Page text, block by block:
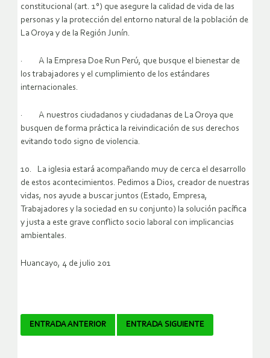
constitucional (art. 1°) que asegure la calidad de vida de las
personas y la protección del entorno natural de la población de
La Oroya y de la Región Junín.
· A la Empresa Doe Run Perú, que busque el bienestar de
los trabajadores y el cumplimiento de los estándares
internacionales.
· A nuestros ciudadanos y ciudadanas de La Oroya que
busquen de forma práctica la reivindicación de sus derechos
evitando todo signo de violencia.
10. La iglesia estará acompañando muy de cerca el desarrollo
de estos acontecimientos. Pedimos a Dios, creador de nuestras
vidas, nos ayude a buscar juntos (Estado, Empresa,
Trabajadores y la sociedad en su conjunto) la solución pacífica
y justa a este grave conflicto socio laboral con implicancias
ambientales.
Huancayo, 4 de julio 201
Navegador
ENTRADA ANTERIOR ENTRADA SIGUIENTE